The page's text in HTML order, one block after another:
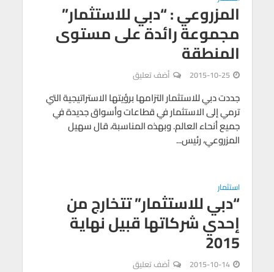
المزروعي : “دبي للاستثمار”
مجموعة رائدة على مستوى
المنطقة
2015-10-25 أضف تعليق
جددت دبي للاستثمار التزامها برؤيتها الاستراتيجية التي
ترمي إلى الاستثمار في قطاعات وأسواق جديدة في
جميع أنحاء العالم. وبهذه المناسبة، قال سهيل
المزروعي، رئيس...
استثمار
“دبي للاستثمار” تتخارج من
إحدي شركاتها قبيل نهاية
2015
2015-10-14 أضف تعليق